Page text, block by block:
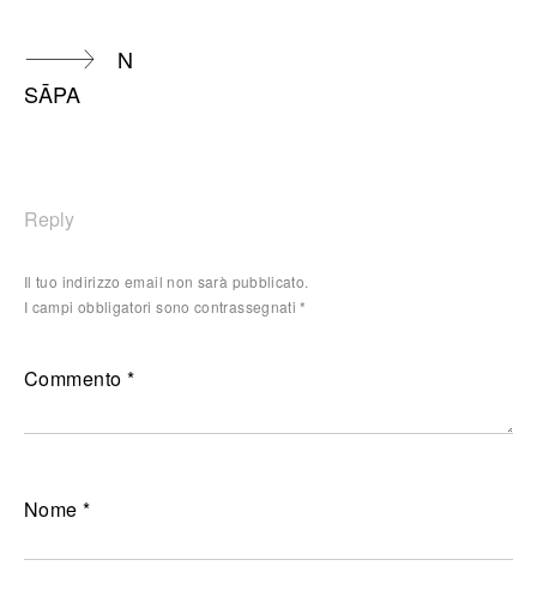
N
SĀPA
Reply
Il tuo indirizzo email non sarà pubblicato.
I campi obbligatori sono contrassegnati*
Commento*
Nome*